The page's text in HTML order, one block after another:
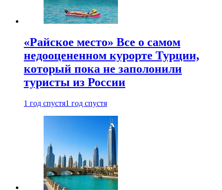
«Райское место» Все о самом
недооцененном курорте Турции,
который пока не заполонили
туристы из России
1 год спустя1 год спустя